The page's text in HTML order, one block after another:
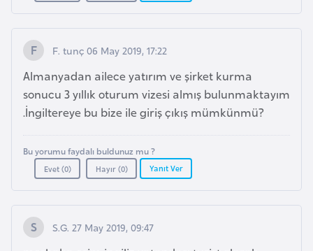
F. tunç 06 May 2019, 17:22
Almanyadan ailece yatırım ve şirket kurma
sonucu 3 yıllık oturum vizesi almış bulunmaktayım
.İngiltereye bu bize ile giriş çıkış mümkünmü?
Bu yorumu faydalı buldunuz mu ?
Evet (0) Hayır (0) Yanıt Ver
S.G. 27 May 2019, 09:47
e
k
B
u
l
g
r
i
s